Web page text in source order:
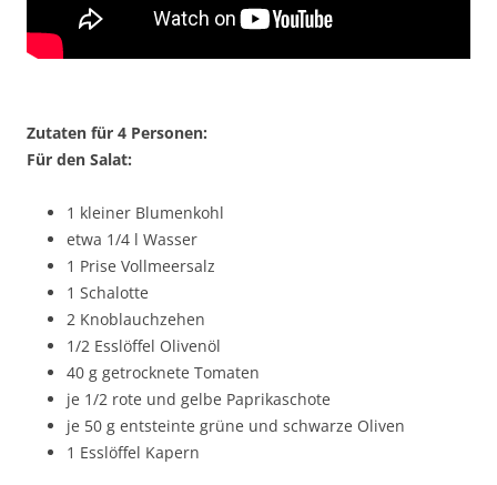
Zutaten für 4 Personen:
Für den Salat:
1 kleiner Blumenkohl
etwa 1/4 l Wasser
1 Prise Vollmeersalz
1 Schalotte
2 Knoblauchzehen
1/2 Esslöffel Olivenöl
40 g getrocknete Tomaten
je 1/2 rote und gelbe Paprikaschote
je 50 g entsteinte grüne und schwarze Oliven
1 Esslöffel Kapern